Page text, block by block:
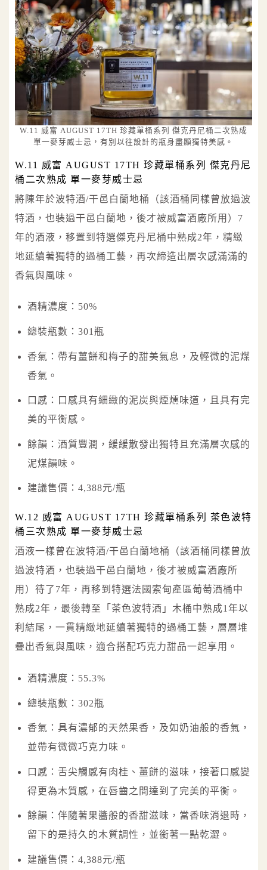
W.11 威富 AUGUST 17TH 珍藏單桶系列 傑克丹尼桶二次熟成
單一麥芽威士忌，有別以往設計的瓶身盡顯獨特美感。
W.11 威富 AUGUST 17TH 珍藏單桶系列 傑克丹尼
桶二次熟成 單一麥芽威士忌
將陳年於波特酒/干邑白蘭地桶（該酒桶同樣曾放過波
特酒，也裝過干邑白蘭地，後才被威富酒廠所用）7
年的酒液，移置到特選傑克丹尼桶中熟成2年，精緻
地延續著獨特的過桶工藝，再次締造出層次感滿滿的
香氣與風味。
酒精濃度：50%
總裝瓶數：301瓶
香氣：帶有薑餅和梅子的甜美氣息，及輕微的泥煤
香氣。
口感：口感具有細緻的泥炭與煙燻味道，且具有完
美的平衡感。
餘韻：酒質豐潤，緩緩散發出獨特且充滿層次感的
泥煤韻味。
建議售價：4,388元/瓶
W.12 威富 AUGUST 17TH 珍藏單桶系列 茶色波特
桶三次熟成 單一麥芽威士忌
酒液一樣曾在波特酒/干邑白蘭地桶（該酒桶同樣曾放
過波特酒，也裝過干邑白蘭地，後才被威富酒廠所
用）待了7年，再移到特選法國索甸產區葡萄酒桶中
熟成2年，最後轉至「茶色波特酒」木桶中熟成1年以
利結尾，一貫精緻地延續著獨特的過桶工藝，層層堆
疊出香氣與風味，適合搭配巧克力甜品一起享用。
酒精濃度：55.3%
總裝瓶數：302瓶
香氣：具有濃郁的天然果香，及如奶油般的香氣，
並帶有微微巧克力味。
口感：舌尖觸感有肉桂、薑餅的滋味，接著口感變
得更為木質感，在唇齒之間達到了完美的平衡。
餘韻：伴隨著果醬般的香甜滋味，當香味消退時，
留下的是持久的木質調性，並銜著一點乾澀。
建議售價：4,388元/瓶